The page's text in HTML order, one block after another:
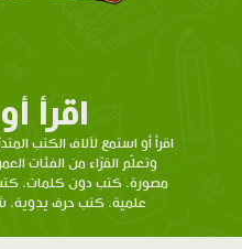
اقرأ
اقرأ أو استمع لآلاف الكتب
وتعلّم القرّاء من الفئات
مصورة، كتب دون كلمات،
علمية، كتب حرف يدوية،